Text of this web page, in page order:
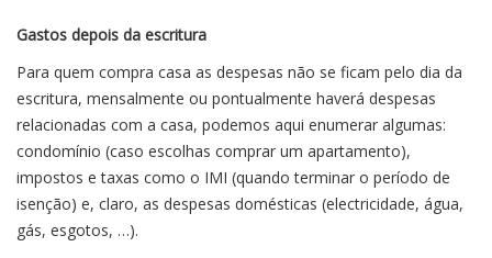
Gastos depois da escritura
Para quem compra casa as despesas não se ficam pelo dia da
escritura, mensalmente ou pontualmente haverá despesas
relacionadas com a casa, podemos aqui enumerar algumas:
condomínio (caso escolhas comprar um apartamento),
impostos e taxas como o IMI (quando terminar o período de
isenção) e, claro, as despesas domésticas (electricidade, água,
gás, esgotos, …).